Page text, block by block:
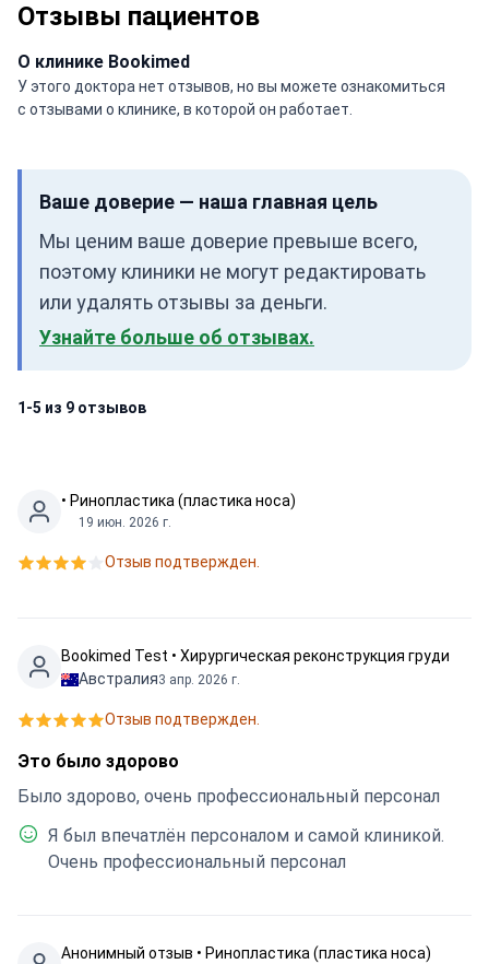
Отзывы пациентов
О клинике Bookimed
У этого доктора нет отзывов, но вы можете ознакомиться
с отзывами о клинике, в которой он работает.
Ваше доверие — наша главная цель
Мы ценим ваше доверие превыше всего,
поэтому клиники не могут редактировать
или удалять отзывы за деньги.
Узнайте больше об отзывах.
1-5 из 9 отзывов
• Ринопластика (пластика носа)
19 июн. 2026 г.
Отзыв подтвержден.
Bookimed Test • Хирургическая реконструкция груди
Австралия3 апр. 2026 г.
Отзыв подтвержден.
Это было здорово
Было здорово, очень профессиональный персонал
Я был впечатлён персоналом и самой клиникой.
Очень профессиональный персонал
Анонимный отзыв • Ринопластика (пластика носа)